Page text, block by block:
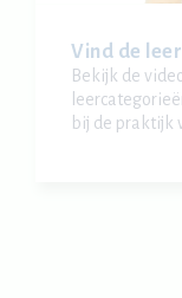
Vind de
Bekijk de
bij de praktijk